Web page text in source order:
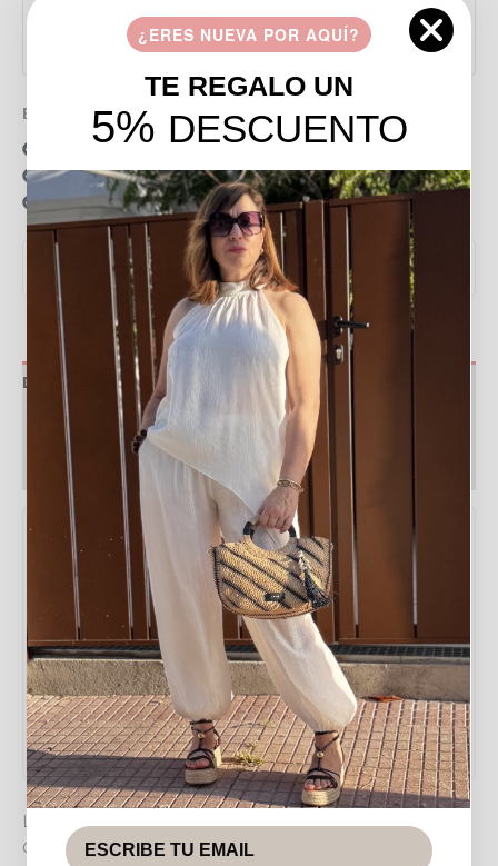
Envío gratis en pedidos de más de 49 €
15 días para realizar devoluciones
Resolvemos tus dudas por llamada o WhatsApp
Recogida en tienda gratis
VER MEDIDAS Y GUÍA DE TALLAS
Descripción
Valoraciones (0)
Política de devoluciones
Tabla de medidas
Medida Valor
Ancho 35 cm
Alto 30 cm
Fondo 15 cm
LA MAXI CAPAZA PAZ: TU ESENCIA DE LIBERTAD EN
CADA PASO
¿ERES NUEVA POR AQUÍ?
TE REGALO UN
5% DESCUENTO